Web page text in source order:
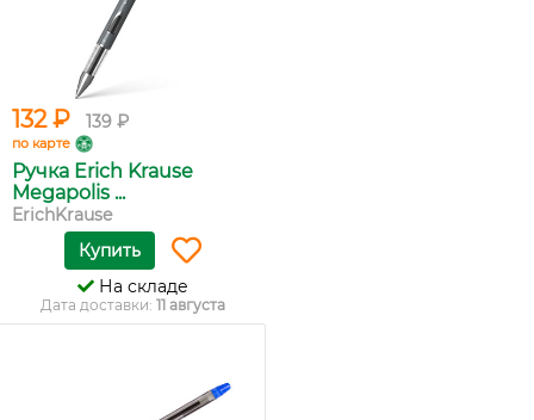
132 ₽ 139 ₽
по карте
Ручка Erich Krause
Megapolis ...
ErichKrause
Купить
На складе
Дата доставки: 11 августа